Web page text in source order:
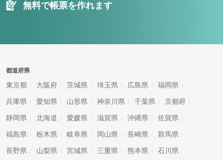
無料で帳票を作れます
都道府県
東京都 大阪府 茨城県 埼玉県 広島県 福岡県
兵庫県 愛知県 山形県 神奈川県 千葉県 京都府
静岡県 北海道 愛媛県 滋賀県 沖縄県 佐賀県
福島県 栃木県 岐阜県 岡山県 長崎県 群馬県
長野県 山梨県 宮城県 三重県 熊本県 石川県